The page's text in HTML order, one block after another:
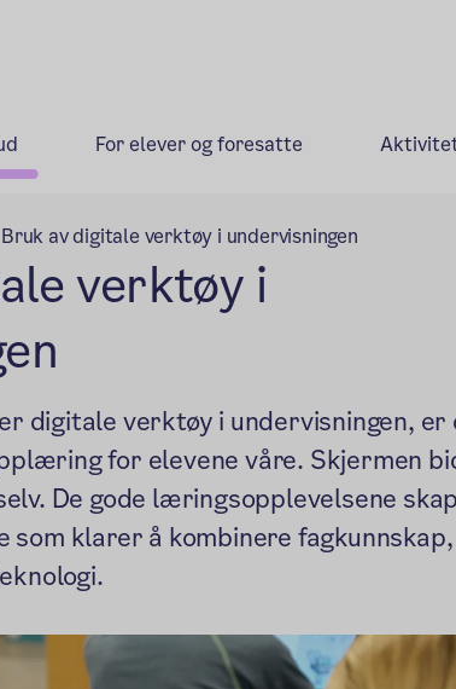
For elever og foresatte
Bruk av digitale verktøy i undervisningen
verktøy i
digitale verktøy i undervisningen,
for elevene våre. Skjermen
De gode læringsopplevelsene
klarer å kombinere fagkunnskap,